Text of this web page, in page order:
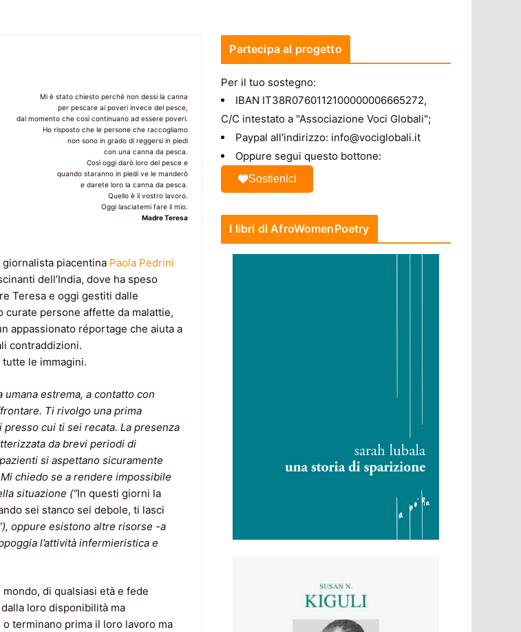
Mi è stato chiesto perché non dessi la canna
per pescare ai poveri invece del pesce,
dal momento che così continuano ad essere poveri.
Ho risposto che le persone che raccogliamo
non sono in grado di reggersi in piedi
con una canna da pesca.
Così oggi darò loro del pesce e
quando staranno in piedi ve le manderò
e darete loro la canna da pesca.
Quello è il vostro lavoro.
Oggi lasciatemi fare il mio.
Madre Teresa
giornalista piacentina Paola Pedrini
dell’India, dove ha speso
Teresa e oggi gestiti dalle
curate persone affette da malattie,
appassionato réportage che aiuta a
contraddizioni.
le immagini.
estrema, a contatto con
Ti rivolgo una prima
presso cui ti sei recata. La presenza
da brevi periodi di
si aspettano sicuramente
chiedo se a rendere impossibile
situazione (“In questi giorni la
sei stanco sei debole, ti lasci
oppure esistono altre risorse -a
l’attività infermieristica e
di qualsiasi età e fede
loro disponibilità ma
terminano prima il loro lavoro ma
Partecipa al progetto
Per il tuo sostegno:
IBAN IT38R0760112100000006665272,
C/C intestato a "Associazione Voci Globali";
Paypal all'indirizzo: info@vociglobali.it
Oppure segui questo bottone:
Sostienici
I libri di AfroWomenPoetry